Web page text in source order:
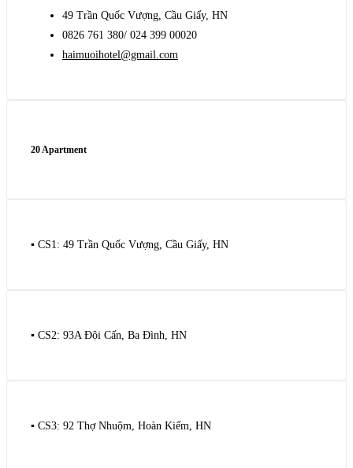
49 Trần Quốc Vượng, Cầu Giấy, HN
0826 761 380/ 024 399 00020
haimuoihotel@gmail.com
20 Apartment
▪️ CS1: 49 Trần Quốc Vượng, Cầu Giấy, HN
▪️ CS2: 93A Đội Cấn, Ba Đình, HN
▪️ CS3: 92 Thợ Nhuộm, Hoàn Kiếm, HN